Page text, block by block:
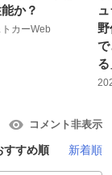
か？
カーWeb
で
コメント非表示
すすめ順 新着順